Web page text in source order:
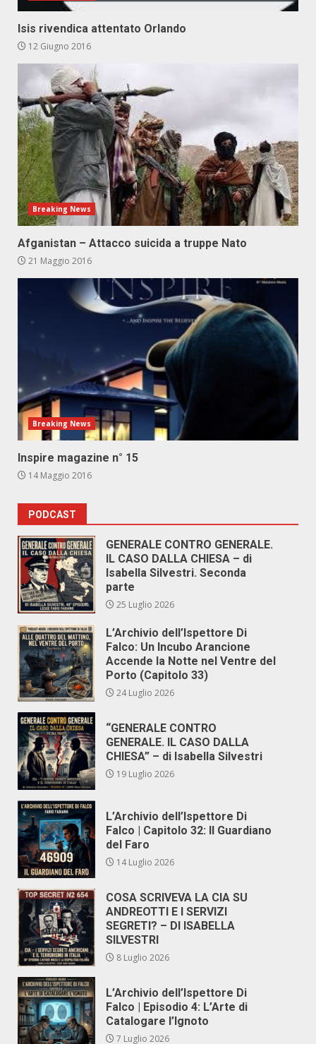
Isis rivendica attentato Orlando
12 Giugno 2016
Breaking News
Afganistan – Attacco suicida a truppe Nato
21 Maggio 2016
Breaking News
Inspire magazine n° 15
14 Maggio 2016
PODCAST
GENERALE CONTRO GENERALE.
IL CASO DALLA CHIESA – di
Isabella Silvestri. Seconda
parte
25 Luglio 2026
L’Archivio dell’Ispettore Di
Falco: Un Incubo Arancione
Accende la Notte nel Ventre del
Porto (Capitolo 33)
24 Luglio 2026
“GENERALE CONTRO
GENERALE. IL CASO DALLA
CHIESA” – di Isabella Silvestri
19 Luglio 2026
L’Archivio dell’Ispettore Di
Falco | Capitolo 32: Il Guardiano
del Faro
14 Luglio 2026
COSA SCRIVEVA LA CIA SU
ANDREOTTI E I SERVIZI
SEGRETI? – DI ISABELLA
SILVESTRI
8 Luglio 2026
L’Archivio dell’Ispettore Di
Falco | Episodio 4: L’Arte di
Catalogare l’Ignoto
7 Luglio 2026